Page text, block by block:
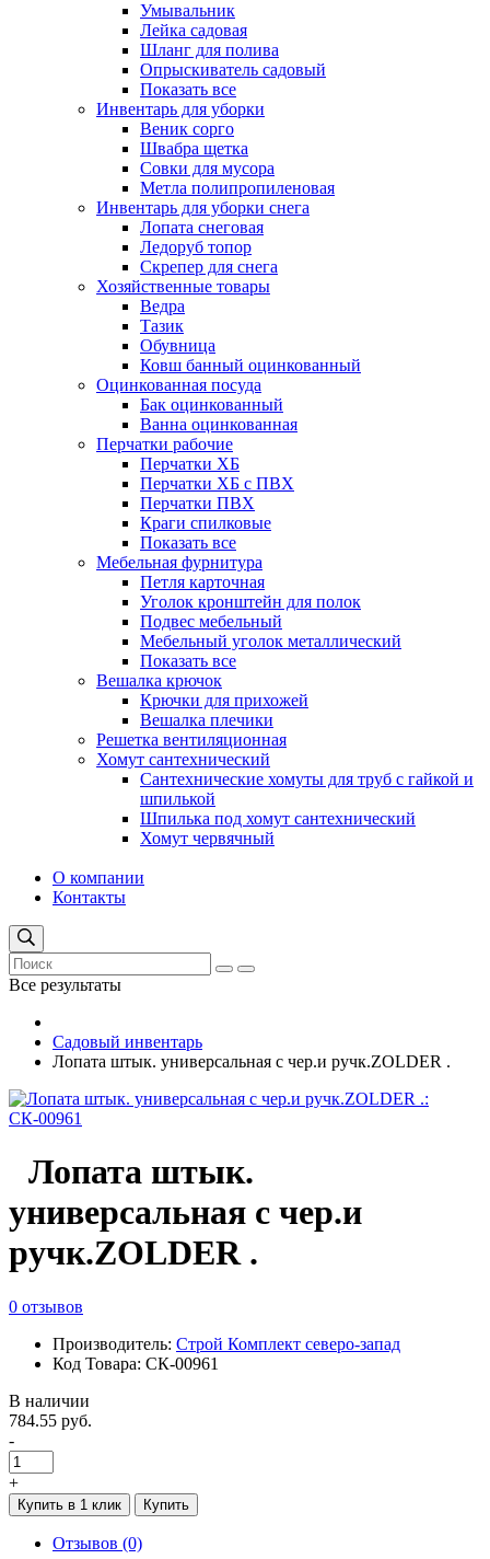
Умывальник
Лейка садовая
Шланг для полива
Опрыскиватель садовый
Показать все
Инвентарь для уборки
Веник сорго
Швабра щетка
Совки для мусора
Метла полипропиленовая
Инвентарь для уборки снега
Лопата снеговая
Ледоруб топор
Скрепер для снега
Хозяйственные товары
Ведра
Тазик
Обувница
Ковш банный оцинкованный
Оцинкованная посуда
Бак оцинкованный
Ванна оцинкованная
Перчатки рабочие
Перчатки ХБ
Перчатки ХБ с ПВХ
Перчатки ПВХ
Краги спилковые
Показать все
Мебельная фурнитура
Петля карточная
Уголок кронштейн для полок
Подвес мебельный
Мебельный уголок металлический
Показать все
Вешалка крючок
Крючки для прихожей
Вешалка плечики
Решетка вентиляционная
Хомут сантехнический
Сантехнические хомуты для труб с гайкой и
шпилькой
Шпилька под хомут сантехнический
Хомут червячный
О компании
Контакты
Все результаты
Садовый инвентарь
Лопата штык. универсальная с чер.и ручк.ZOLDER .
Лопата штык.
универсальная с чер.и
ручк.ZOLDER .
0 отзывов
Производитель: Строй Комплект северо-запад
Код Товара: СК-00961
В наличии
784.55 руб.
-
+
Купить в 1 клик Купить
Отзывов (0)